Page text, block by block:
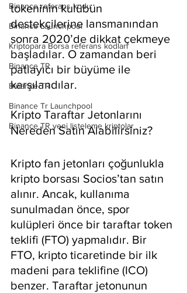
Binance referans kodu
Binance Launchpool
Kriptopara Borsa referans kodları
Binance TR
Binance TR
Binance Tr Launchpool
Binance TR yeni listeleme kriptolar
tokeninin kulübün
destekçilerine lansmanından
sonra 2020’de dikkat çekmeye
başladılar. O zamandan beri
patlayıcı bir büyüme ile
karşılandılar.
Kripto Taraftar Jetonlarını
Nereden Satın Alabilirsiniz?
Kripto fan jetonları çoğunlukla
kripto borsası Socios’tan satın
alınır. Ancak, kullanıma
sunulmadan önce, spor
kulüpleri önce bir taraftar token
teklifi (FTO) yapmalıdır. Bir
FTO, kripto ticaretinde bir ilk
madeni para teklifine (ICO)
benzer. Taraftar jetonunun